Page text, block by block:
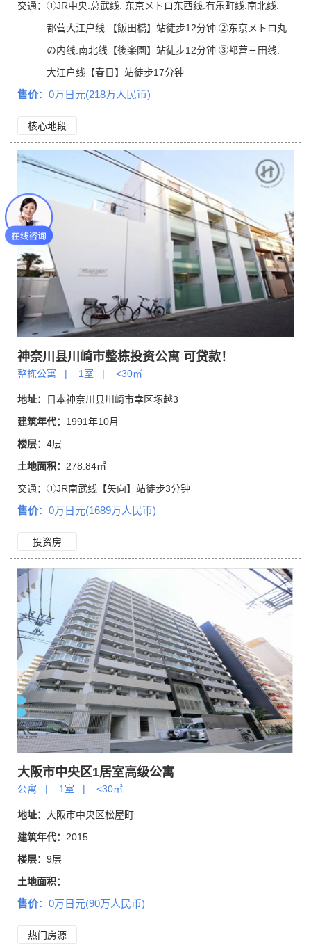
交通： ①JR中央.总武线. 东京メトロ东西线.有乐町线.南北线.
都营大江户线 【飯田橋】站徒步12分钟 ②东京メトロ丸
の内线.南北线【後楽園】站徒步12分钟 ③都营三田线.
大江户线【春日】站徒步17分钟
售价：0万日元(218万人民币)
核心地段
神奈川县川崎市整栋投资公寓 可贷款！
整栋公寓 | 1室 | <30㎡
地址：
日本神奈川县川崎市幸区塚越3
建筑年代： 1991年10月
楼层： 4层
土地面积： 278.84㎡
交通： ①JR南武线【矢向】站徒步3分钟
售价：0万日元(1689万人民币)
投资房
大阪市中央区1居室高级公寓
公寓 | 1室 | <30㎡
地址： 大阪市中央区松屋町
建筑年代： 2015
楼层： 9层
土地面积：
交通：
售价：0万日元(90万人民币)
热门房源